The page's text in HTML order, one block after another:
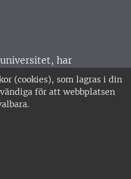
(cookies), som lagras i din
för att webbplatsen
har
Huvudorter är
SLU är
14001. •
2817 •
av